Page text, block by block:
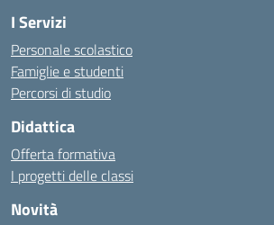
I Servizi
Personale scolastico
Famiglie e studenti
Percorsi di studio
Didattica
Offerta formativa
I progetti delle classi
Novità